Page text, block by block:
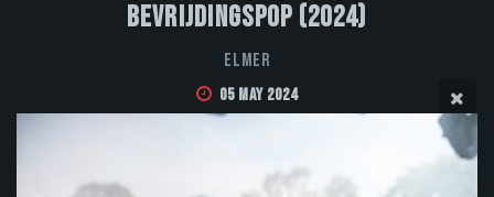
Bevrijdingspop (2024)
Elmer
05 May 2024